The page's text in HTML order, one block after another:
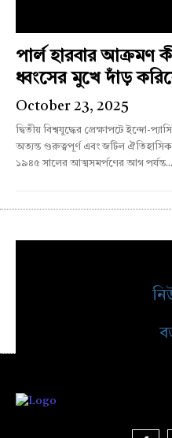
পার্ল হারবার আক্রমণ
ধ্বংসের মুখে দাঁড়
October 23, 2025
দ্বিতীয় বিশ্বযুদ্ধের প্রেক্ষাপটে ইন্দো-
অত্যন্ত গুরুত্বপূর্ণ এবং জটিল
১৯৪৫ সালের আত্মসমর্পণের আগ পর্যন্ত...